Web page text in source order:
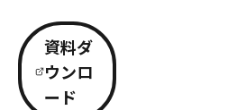
資料ダ
ウンロ
ード